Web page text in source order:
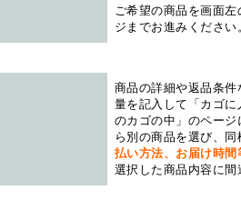
ご希望の商品を画面
ジまでお進みください
商品の詳細や返品条
量を記入して「カゴ
のカゴの中」のペー
ら別の商品を選び、
払い方法、お届け時
選択した商品内容に